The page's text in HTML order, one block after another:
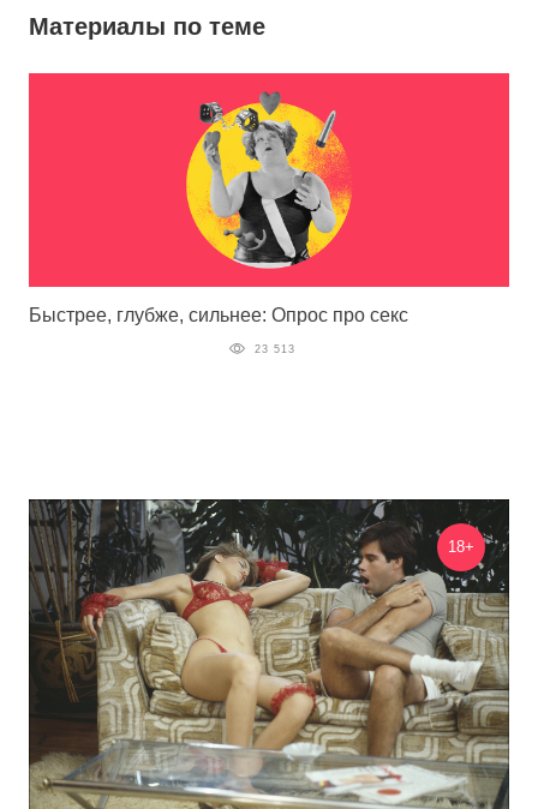
Материалы по теме
Быстрее, глубже, сильнее: Опрос про секс
23 513
18+